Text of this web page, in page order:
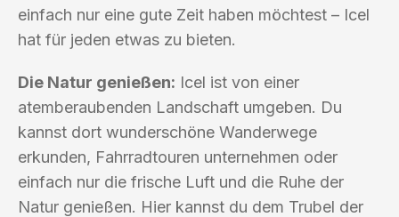
einfach nur eine gute Zeit haben möchtest – Icel
hat für jeden etwas zu bieten.
Die Natur genießen: Icel ist von einer
atemberaubenden Landschaft umgeben. Du
kannst dort wunderschöne Wanderwege
erkunden, Fahrradtouren unternehmen oder
einfach nur die frische Luft und die Ruhe der
Natur genießen. Hier kannst du dem Trubel der